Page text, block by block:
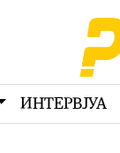
ИНТЕРВЈУА